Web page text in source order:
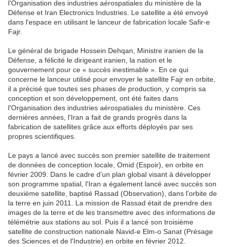
l'Organisation des industries aérospatiales du ministère de la
Défense et Iran Electronics Industries. Le satellite a été envoyé
dans l'espace en utilisant le lanceur de fabrication locale Safir-e
Fajr.
Le général de brigade Hossein Dehqan, Ministre iranien de la
Défense, a félicité le dirigeant iranien, la nation et le
gouvernement pour ce « succès inestimable ». En ce qui
concerne le lanceur utilisé pour envoyer le satellite Fajr en orbite,
il a précisé que toutes ses phases de production, y compris sa
conception et son développement, ont été faites dans
l'Organisation des industries aérospatiales du ministère. Ces
dernières années, l'Iran a fait de grands progrès dans la
fabrication de satellites grâce aux efforts déployés par ses
propres scientifiques.
Le pays a lancé avec succès son premier satellite de traitement
de données de conception locale, Omid (Espoir), en orbite en
février 2009. Dans le cadre d'un plan global visant à développer
son programme spatial, l'Iran a également lancé avec succès son
deuxième satellite, baptisé Rassad (Observation), dans l'orbite de
la terre en juin 2011. La mission de Rassad était de prendre des
images de la terre et de les transmettre avec des informations de
télémétrie aux stations au sol. Puis il a lancé son troisième
satellite de construction nationale Navid-e Elm-o Sanat (Présage
des Sciences et de l'Industrie) en orbite en février 2012.